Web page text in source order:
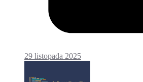
29 listopada 2025